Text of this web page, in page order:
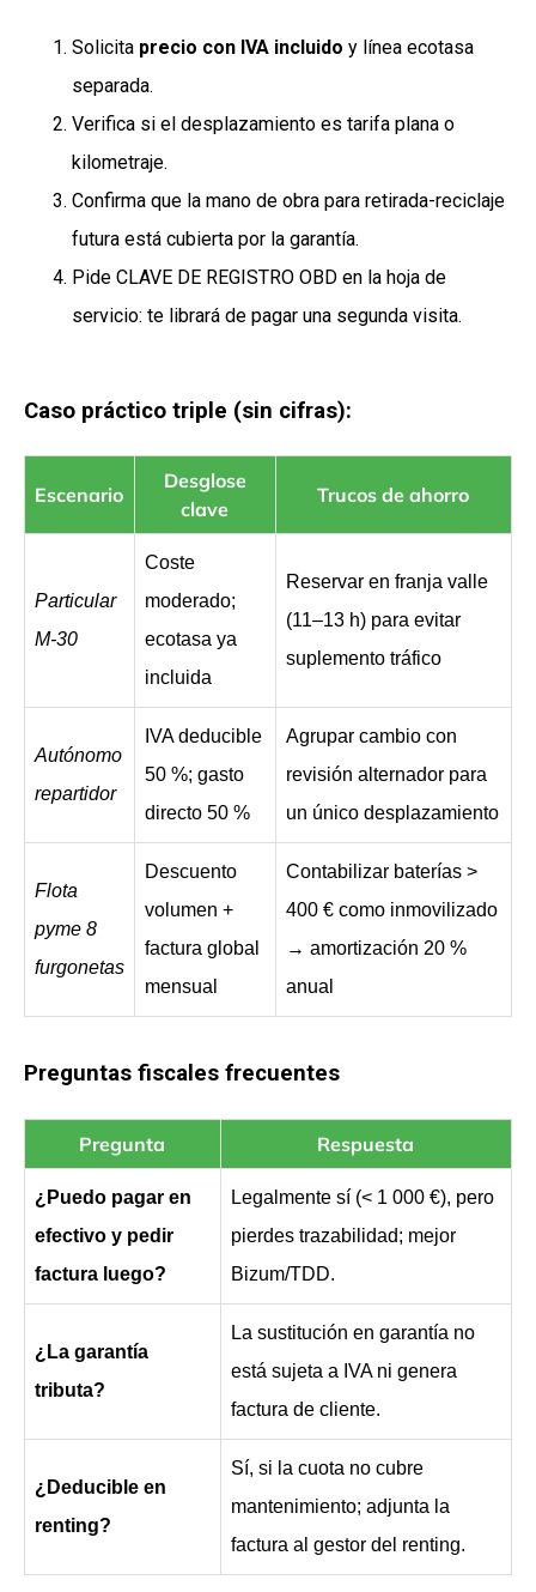
Solicita precio con IVA incluido y línea ecotasa
separada.
Verifica si el desplazamiento es tarifa plana o
kilometraje.
Confirma que la mano de obra para retirada-reciclaje
futura está cubierta por la garantía.
Pide CLAVE DE REGISTRO OBD en la hoja de
servicio: te librará de pagar una segunda visita.
Caso práctico triple (sin cifras):
Escenario
Desglose
clave
Trucos de ahorro
Particular
M-30
Coste
moderado;
ecotasa ya
incluida
Reservar en franja valle
(11–13 h) para evitar
suplemento tráfico
Autónomo
repartidor
IVA deducible
50 %; gasto
directo 50 %
Agrupar cambio con
revisión alternador para
un único desplazamiento
Flota
pyme 8
furgonetas
Descuento
volumen +
factura global
mensual
Contabilizar baterías >
400 € como inmovilizado
→ amortización 20 %
anual
Preguntas fiscales frecuentes
Pregunta Respuesta
¿Puedo pagar en
efectivo y pedir
factura luego?
Legalmente sí (< 1 000 €), pero
pierdes trazabilidad; mejor
Bizum/TDD.
¿La garantía
tributa?
La sustitución en garantía no
está sujeta a IVA ni genera
factura de cliente.
¿Deducible en
renting?
Sí, si la cuota no cubre
mantenimiento; adjunta la
factura al gestor del renting.